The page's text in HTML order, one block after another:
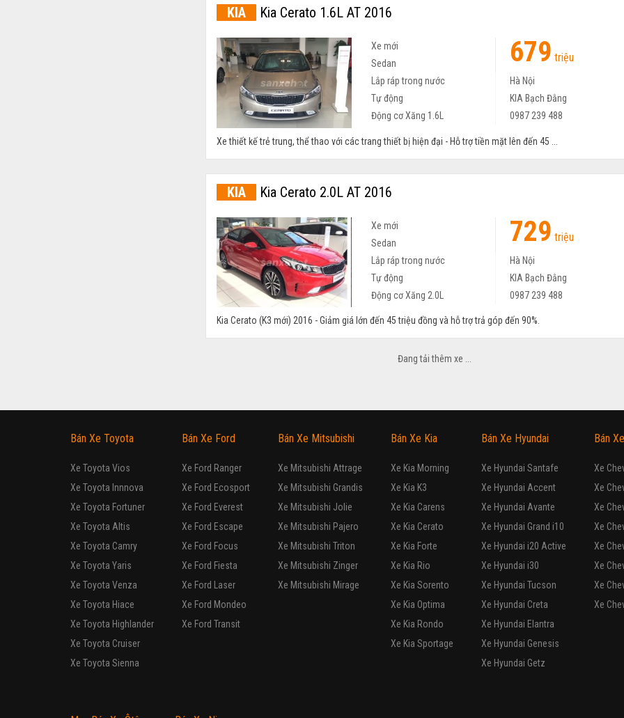
KIA Kia Cerato 1.6L AT 2016
Xe mới 679 triệu
Sedan
Lắp ráp trong nước
Hà Nội
Tự động
KIA Bạch Đằng
Động cơ Xăng 1.6L
0987 239 488
Xe thiết kế trẻ trung, thể thao với các trang thiết bị hiện đại - Hỗ trợ tiền mặt lên đến 45 ...
KIA Kia Cerato 2.0L AT 2016
Xe mới 729 triệu
Sedan
Lắp ráp trong nước
Hà Nội
Tự động
KIA Bạch Đằng
Động cơ Xăng 2.0L
0987 239 488
Kia Cerato (K3 mới) 2016 - Giảm giá lớn đến 45 triệu đồng và hỗ trợ trả góp đến 90%.
810
Nhập khẩu
Bắc Ninh
Động cơ Xăng 2.0L
0972 155 666
Showroom Kia Bắc Ninh kính chào quý khách, chúng tôi xin gửi tới quý khách dòng xe Kia Cerato Koup
KIA Cerato 2.0AT 2017
Xe mới 729 triệu
Sedan
0972 155 666